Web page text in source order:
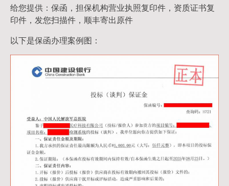
给您提供：保函，担保机构营业执照复印件，资质证书复
印件，发您扫描件，顺丰寄出原件
以下是保函办理案例图：